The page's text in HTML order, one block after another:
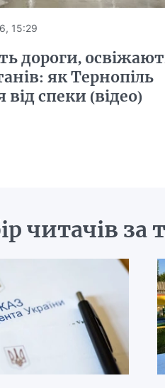
15:29
дороги,
як Тернопіль
від спеки (відео)
читачів за